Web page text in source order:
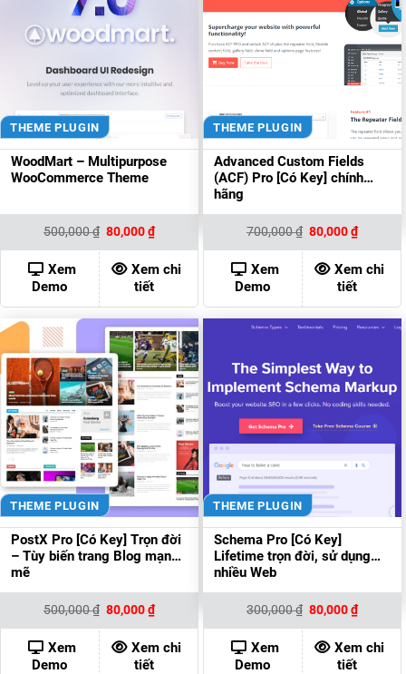
THEME PLUGIN
WoodMart – Multipurpose
WooCommerce Theme
500,000₫ Giá
gốc
là:
500,000 ₫.
80,000₫Giá
hiện
tại
là:
80,000 ₫.
Xem
Demo
Xem chi
tiết
THEME PLUGIN
Advanced Custom Fields
(ACF) Pro [Có Key] chính
hãng
700,000₫ Giá
gốc
là:
700,000 ₫.
80,000₫Giá
hiện
tại
là:
80,000
Xem
Demo
Xem chi
tiết
THEME PLUGIN
PostX Pro [Có Key] Trọn đời
– Tùy biến trang Blog mạnh
mẽ
500,000₫ Giá
gốc
là:
500,000 ₫.
80,000₫Giá
hiện
tại
là:
80,000 ₫.
Xem
Demo
Xem chi
tiết
THEME PLUGIN
Schema Pro [Có Key]
Lifetime trọn đời, sử dụng
nhiều Web
300,000₫ Giá
gốc
là:
300,000 ₫.
80,000₫Giá
hiện
tại
là:
80,000
Xem
Demo
Xem chi
tiết